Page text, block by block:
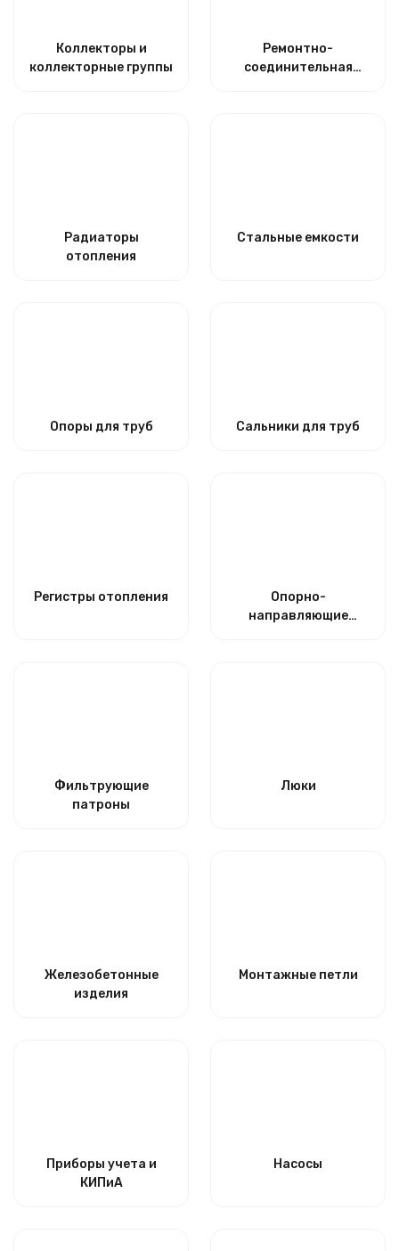
Коллекторы и
коллекторные группы
Ремонтно-
соединительная
Радиаторы
отопления
Стальные емкости
Опоры для труб Сальники для труб
Регистры отопления
Опорно-
направляющие
Фильтрующие
патроны
Люки
Железобетонные
изделия
Монтажные петли
Приборы учета и
КИПиА
Насосы